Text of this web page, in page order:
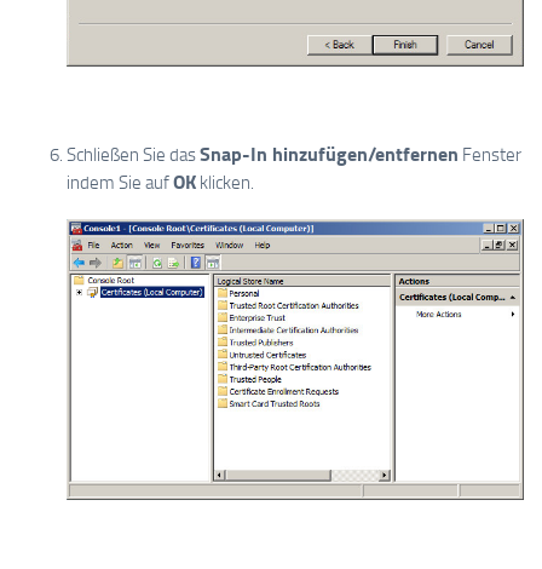
Schließen Sie dasSnap-In hinzufügen/entfernen Fenster
indem Sie aufOK klicken.